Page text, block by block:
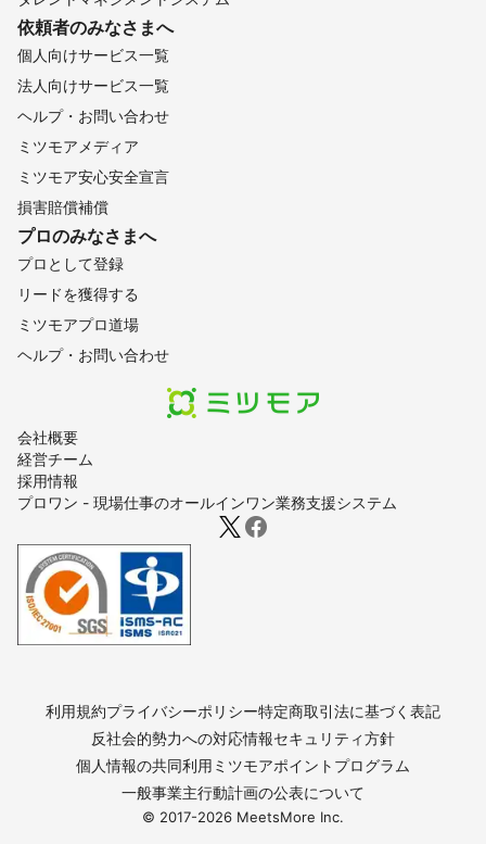
会社概要
経営チーム
採用情報
プロワン - 現場仕事のオールインワン業務支援システム
依頼者のみなさまへ
個人向けサービス一覧
法人向けサービス一覧
ヘルプ・お問い合わせ
ミツモアメディア
ミツモア安心安全宣言
損害賠償補償
プロのみなさまへ
プロとして登録
リードを獲得する
ミツモアプロ道場
ヘルプ・お問い合わせ
利用規約プライバシーポリシー特定商取引法に基づく表記
反社会的勢力への対応情報セキュリティ方針
個人情報の共同利用 ミツモアポイントプログラム
一般事業主行動計画の公表について
© 2017-2026 MeetsMore Inc.